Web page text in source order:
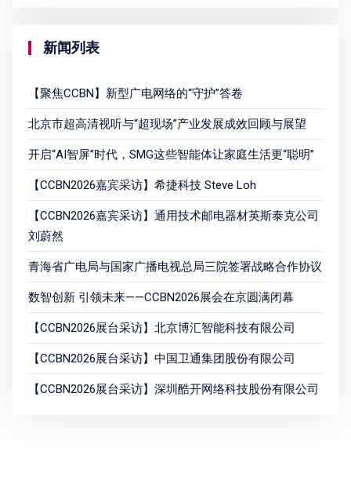
新闻列表
【聚焦CCBN】新型广电网络的“守护”答卷
北京市超高清视听与“超现场”产业发展成效回顾与展望
开启“AI智屏”时代，SMG这些智能体让家庭生活更“聪明”
【CCBN2026嘉宾采访】希捷科技 Steve Loh
【CCBN2026嘉宾采访】通用技术邮电器材英斯泰克公司
刘蔚然
青海省广电局与国家广播电视总局三院签署战略合作协议
数智创新 引领未来——CCBN2026展会在京圆满闭幕
【CCBN2026展台采访】北京博汇智能科技有限公司
【CCBN2026展台采访】中国卫通集团股份有限公司
【CCBN2026展台采访】深圳酷开网络科技股份有限公司